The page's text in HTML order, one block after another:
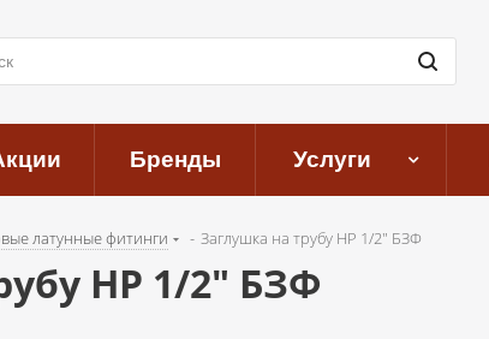
Бренды Услуги
латунные фитинги - Заглушка на трубу НР 1/2" БЗФ
НР 1/2" БЗФ